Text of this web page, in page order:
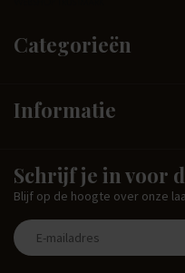
Categorieën
Informatie
Schrijf je in voor
Blijf op de hoogte over onze